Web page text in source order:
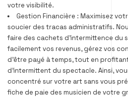
votre visibilité.
Gestion Financière : Maximisez
soucier des tracas administratifs.
faire des cachets d’intermittence du
facilement vos revenus, gérez vos
d’être payé à temps, tout en
d’intermittent du spectacle. Ainsi,
concentré sur votre art sans vous
fiche de paie des musicien de votre